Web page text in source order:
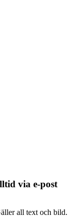
via e-post
all text och bild.